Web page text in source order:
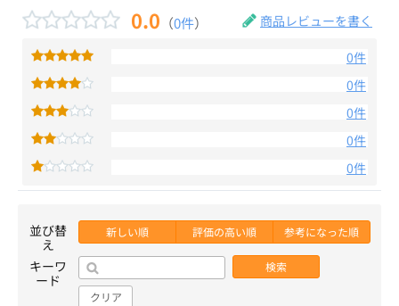
0.0 （0件） 商品レビューを書く
0件
0件
0件
0件
0件
並び替
え
新しい順 評価の高い順 参考になった順
キーワ
ード
検索
クリア